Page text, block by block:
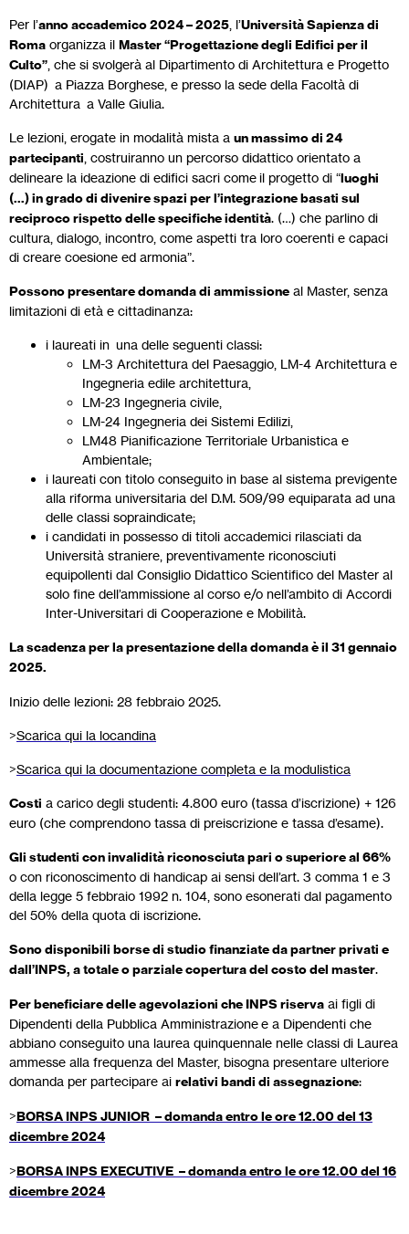
Per l’anno accademico 2024 – 2025 , l’Università Sapienza di
Roma organizza il Master “Progettazione degli Edifici per il
Culto” , che si svolgerà al Dipartimento di Architettura e Progetto
(DIAP) a Piazza Borghese, e presso la sede della Facoltà di
Architettura a Valle Giulia.
Le lezioni, erogate in modalità mista a un massimo di 24
partecipanti , costruiranno un percorso didattico orientato a
delineare la ideazione di edifici sacri come il progetto di “luoghi
(…) in grado di divenire spazi per l’integrazione basati sul
reciproco rispetto delle specifiche identità. (…) che parlino di
cultura, dialogo, incontro, come aspetti tra loro coerenti e capaci
di creare coesione ed armonia”.
Possono presentare domanda di ammissione al Master, senza
limitazioni di età e cittadinanza:
i laureati in una delle seguenti classi:
LM-3 Architettura del Paesaggio, LM-4 Architettura e
Ingegneria edile architettura,
LM-23 Ingegneria civile,
LM-24 Ingegneria dei Sistemi Edilizi,
LM48 Pianificazione Territoriale Urbanistica e
Ambientale;
i laureati con titolo conseguito in base al sistema previgente
alla riforma universitaria del D.M. 509/99 equiparata ad una
delle classi sopraindicate;
i candidati in possesso di titoli accademici rilasciati da
Università straniere, preventivamente riconosciuti
equipollenti dal Consiglio Didattico Scientifico del Master al
solo fine dell’ammissione al corso e/o nell’ambito di Accordi
Inter-Universitari di Cooperazione e Mobilità.
La scadenza per la presentazione della domanda è il 31 gennaio
2025.
Inizio delle lezioni: 28 febbraio 2025.
>Scarica qui la locandina
>Scarica qui la documentazione completa e la modulistica
Costi a carico degli studenti: 4.800 euro (tassa d’iscrizione) + 126
euro (che comprendono tassa di preiscrizione e tassa d’esame).
Gli studenti con invalidità riconosciuta pari o superiore al 66%
o con riconoscimento di handicap ai sensi dell’art. 3 comma 1 e 3
della legge 5 febbraio 1992 n. 104, sono esonerati dal pagamento
del 50% della quota di iscrizione.
Sono disponibili borse di studio finanziate da partner privati e
dall’INPS, a totale o parziale copertura del costo del master.
Per beneficiare delle agevolazioni che INPS riserva ai figli di
Dipendenti della Pubblica Amministrazione e a Dipendenti che
abbiano conseguito una laurea quinquennale nelle classi di Laurea
ammesse alla frequenza del Master, bisogna presentare ulteriore
domanda per partecipare ai relativi bandi di assegnazione:
>BORSA INPS JUNIOR – domanda entro le ore 12.00 del 13
dicembre 2024
>BORSA INPS EXECUTIVE – domanda entro le ore 12.00 del 16
dicembre 2024